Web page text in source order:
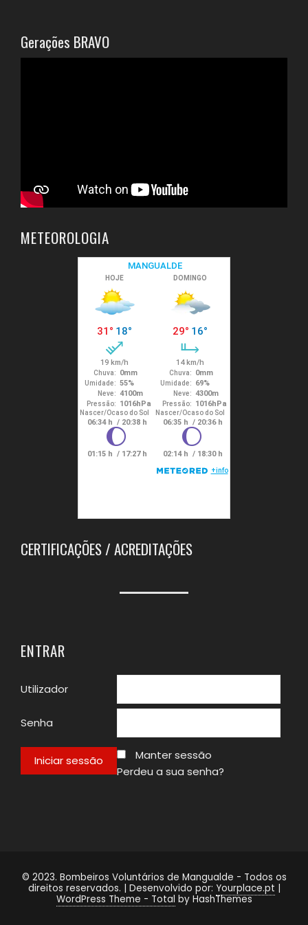
Gerações BRAVO
METEOROLOGIA
CERTIFICAÇÕES / ACREDITAÇÕES
ENTRAR
Utilizador
Senha
Manter sessão
Perdeu a sua senha?
© 2023. Bombeiros Voluntários de Mangualde - Todos os
direitos reservados. | Desenvolvido por: Yourplace.pt
WordPress Theme - Total by HashThemes